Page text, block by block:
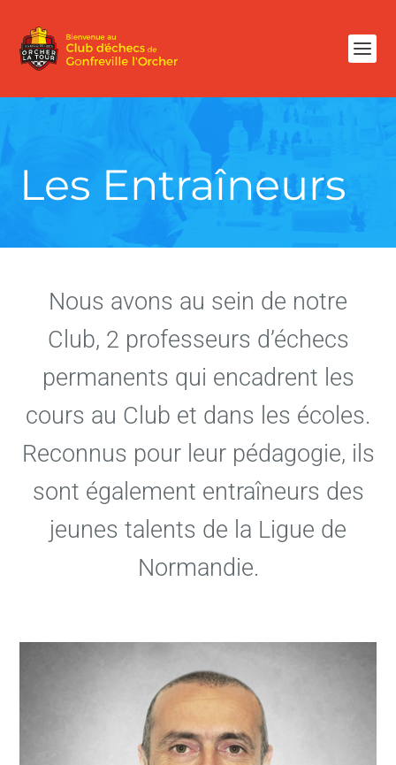
Les Entraîneurs
Nous avons au sein de notre
Club, 2 professeurs d’échecs
permanents qui encadrent les
cours au Club et dans les écoles.
Reconnus pour leur pédagogie, ils
sont également entraîneurs des
jeunes talents de la Ligue de
Normandie.